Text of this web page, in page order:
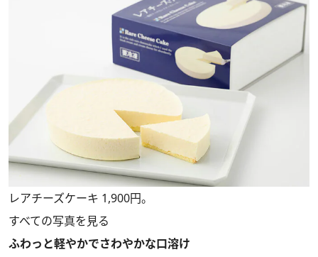
レアチーズケーキ 1,900円。
すべての写真を見る
ふわっと軽やかでさわやかな口溶け